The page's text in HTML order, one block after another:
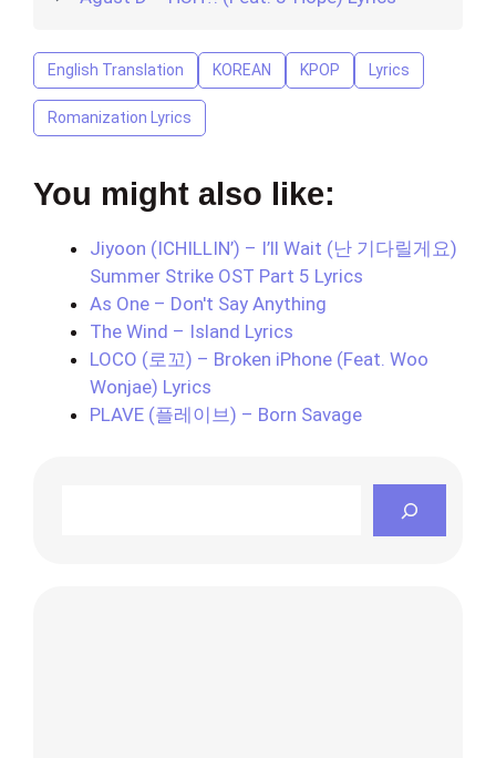
English Translation KOREAN KPOP Lyrics
Romanization Lyrics
You might also like:
Jiyoon (ICHILLIN’) – I’ll Wait (난 기다릴게요)
Summer Strike OST Part 5 Lyrics
As One – Don't Say Anything
The Wind – Island Lyrics
LOCO (로꼬) – Broken iPhone (Feat. Woo
Wonjae) Lyrics
PLAVE (플레이브) – Born Savage